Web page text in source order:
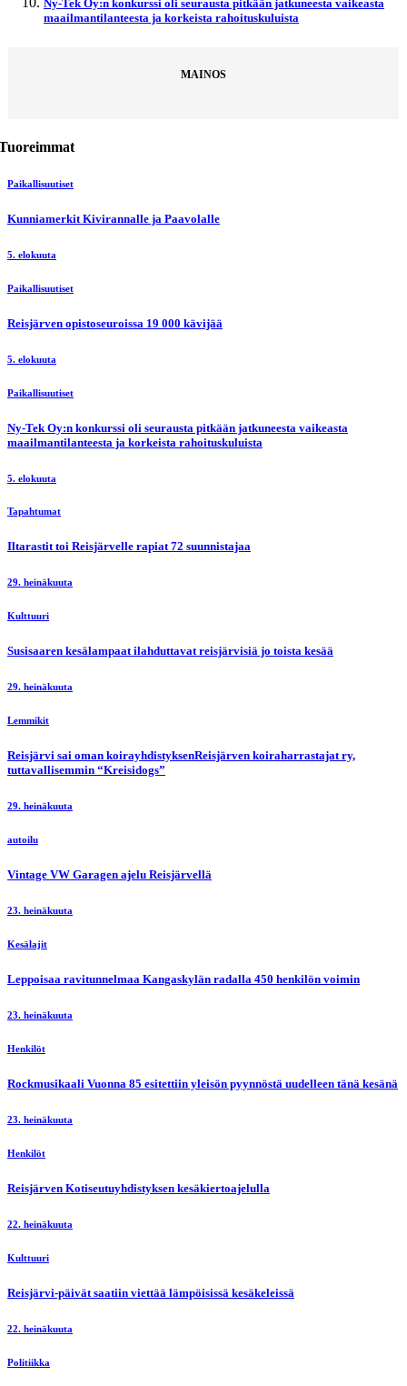
Ny-Tek Oy:n konkurssi oli seurausta pitkään jatkuneesta vaikeasta
maailmantilanteesta ja korkeista rahoituskuluista
MAINOS
Paikallisuutiset
Kunniamerkit Kivirannalle ja Paavolalle
5. elokuuta
Paikallisuutiset
Reisjärven opistoseuroissa 19 000 kävijää
5. elokuuta
Paikallisuutiset
Ny-Tek Oy:n konkurssi oli seurausta pitkään jatkuneesta vaikeasta
maailmantilanteesta ja korkeista rahoituskuluista
5. elokuuta
Tapahtumat
Iltarastit toi Reisjärvelle rapiat 72 suunnistajaa
29. heinäkuuta
Kulttuuri
Susisaaren kesälampaat ilahduttavat reisjärvisiä jo toista kesää
29. heinäkuuta
Lemmikit
Reisjärvi sai oman koirayhdistyksenReisjärven koiraharrastajat ry,
tuttavallisemmin “Kreisidogs”
29. heinäkuuta
autoilu
Vintage VW Garagen ajelu Reisjärvellä
23. heinäkuuta
Kesälajit
Leppoisaa ravitunnelmaa Kangaskylän radalla 450 henkilön voimin
23. heinäkuuta
Henkilöt
Rockmusikaali Vuonna 85 esitettiin yleisön pyynnöstä uudelleen tänä kesänä
23. heinäkuuta
Henkilöt
Reisjärven Kotiseutuyhdistyksen kesäkiertoajelulla
22. heinäkuuta
Kulttuuri
Reisjärvi-päivät saatiin viettää lämpöisissä kesäkeleissä
22. heinäkuuta
Politiikka